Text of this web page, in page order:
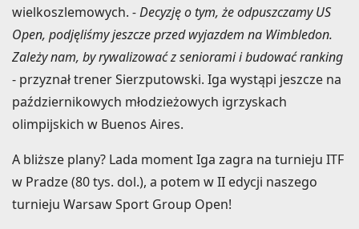
wielkoszlemowych. - Decyzję o tym, że odpuszczamy US
Open, podjęliśmy jeszcze przed wyjazdem na Wimbledon.
Zależy nam, by rywalizować z seniorami i budować ranking
- przyznał trener Sierzputowski. Iga wystąpi jeszcze na
październikowych młodzieżowych igrzyskach
olimpijskich w Buenos Aires.
A bliższe plany? Lada moment Iga zagra na turnieju ITF
w Pradze (80 tys. dol.), a potem w II edycji naszego
turnieju Warsaw Sport Group Open!